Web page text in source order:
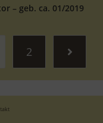
– geb. ca. 01/2019
2